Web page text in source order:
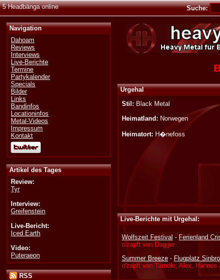
5 Headbänga online Suche:
Navigation
Dahoam
Reviews
Interviews
Live-Berichte
Termine
Partykalender
Specials
Bilder
Links
Bandinfos
Locationinfos
Metal-Videos
Impressum
Kontakt
Artikel des Tages
Review:
Tyr
Interview:
Greifenstein
Live-Bericht:
Iced Earth
Video:
Puteraeon
RSS
Urgehal
Stil: Black Metal
Heimatland: Norwegen
Heimatort: H�nefoss
Live-Berichte mit Urgehal:
Wolfszeit Festival - Ferienland
o'zapft von Dagger
Summer Breeze - Flugplatz
o'zapft von Tarnele, Alex, Hannes